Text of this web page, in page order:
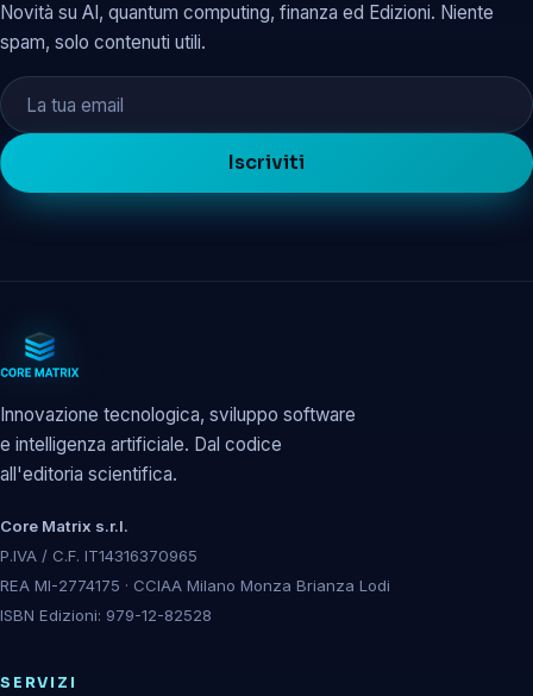
Novità su AI, quantum computing, finanza ed Edizioni. Niente
spam, solo contenuti utili.
Iscriviti
Innovazione tecnologica, sviluppo software
e intelligenza artificiale. Dal codice
all'editoria scientifica.
Core Matrix s.r.l.
P.IVA / C.F. IT14316370965
REA MI-2774175 · CCIAA Milano Monza Brianza Lodi
ISBN Edizioni: 979-12-82528
SERVIZI